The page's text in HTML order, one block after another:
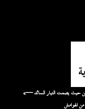
«نحن نُضخّم الأصوات التي لها قيمة، ونروي قصصًا تبدأ من حيث يصمت التيار السائد —